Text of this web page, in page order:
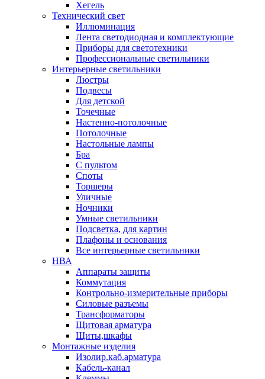
Хегель
Технический свет
Иллюминация
Лента светодиодная и комплектующие
Приборы для светотехники
Профессиональные светильники
Интерьерные светильники
Люстры
Подвесы
Для детской
Точечные
Настенно-потолочные
Потолочные
Настольные лампы
Бра
С пультом
Споты
Торшеры
Уличные
Ночники
Умные светильники
Подсветка, для картин
Плафоны и основания
Все интерьерные светильники
НВА
Аппараты защиты
Коммутация
Контрольно-измерительные приборы
Силовые разъемы
Трансформаторы
Щитовая арматура
Щиты,шкафы
Монтажные изделия
Изолир.каб.арматура
Кабель-канал